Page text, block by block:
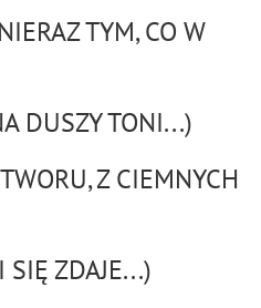
TYM, CO W
DUSZY TONI...)
Z CIEMNYCH
ZDAJE...)